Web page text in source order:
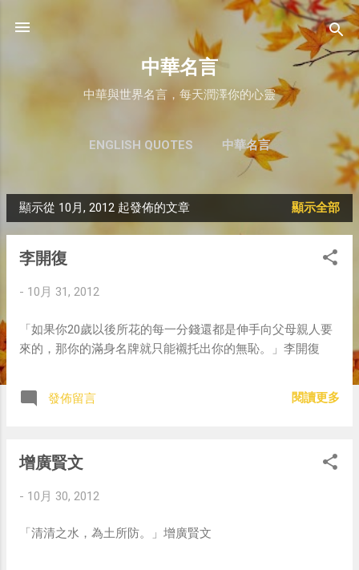
中華名言
中華與世界名言，每天潤澤你的心靈
ENGLISH QUOTES 中華名言
文
顯示從 10月, 2012 起發佈的文章 顯示全部
李開復
- 10月 31, 2012
「如果你20歲以後所花的每一分錢還都是伸手向父母親人要
來的，那你的滿身名牌就只能襯托出你的無恥。」李開復
發佈留言 閱讀更多
增廣賢文
- 10月 30, 2012
「清清之水，為土所防。」增廣賢文